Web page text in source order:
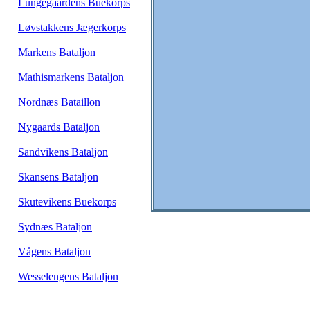
Lungegaardens Buekorps
Løvstakkens Jægerkorps
Markens Bataljon
Mathismarkens Bataljon
Nordnæs Bataillon
Nygaards Bataljon
Sandvikens Bataljon
Skansens Bataljon
Skutevikens Buekorps
Sydnæs Bataljon
Vågens Bataljon
Wesselengens Bataljon